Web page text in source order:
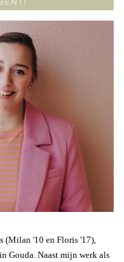
(Milan '10 en Floris '17),
Gouda. Naast mijn werk als